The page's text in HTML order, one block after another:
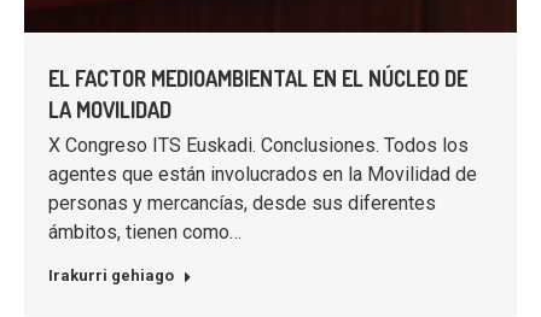
EL FACTOR MEDIOAMBIENTAL EN EL NÚCLEO DE
LA MOVILIDAD
X Congreso ITS Euskadi. Conclusiones. Todos los
agentes que están involucrados en la Movilidad de
personas y mercancías, desde sus diferentes
ámbitos, tienen como…
Irakurri gehiago